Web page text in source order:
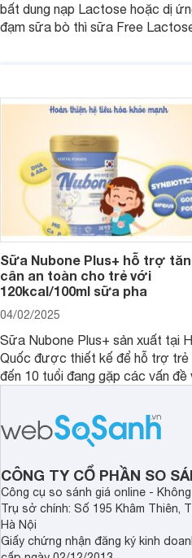
bất dung nạp Lactose hoặc dị
đạm sữa bò thì sữa Free
người lớn, giúp giải quyết tình
loạn tiêu hóa, hấp thu dễ dàng
Sữa Nubone Plus+ hỗ trợ
cân an toàn cho trẻ với
120kcal/100ml sữa pha
04/02/2025
Sữa Nubone Plus+ sản xuất tại
Quốc được thiết kế để hỗ trợ trẻ
đến 10 tuổi đang gặp các vấn đề
dinh dưỡng. Sản phẩm đến từ
hiệu Lotte đứng số 1 Hàn Quốc,
mức giá thành ổn phù hợp với
dùng Việt.
CÔNG TY CỔ PHẦN SO
Công cụ so sánh giá online -
Trụ sở chính: Số 195 Khâm Thiên,
Hà Nội
Giấy chứng nhận đăng ký kinh